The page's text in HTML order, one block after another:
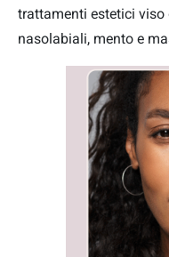
trattamenti estetici viso
nasolabiali, mento e